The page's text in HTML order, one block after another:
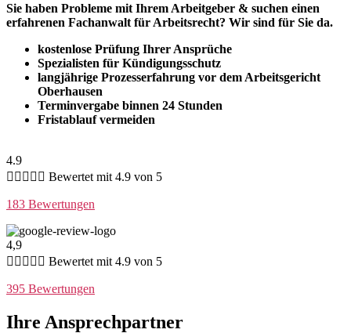
Sie haben Probleme mit Ihrem Arbeitgeber & suchen einen
erfahrenen Fachanwalt für Arbeitsrecht? Wir sind für Sie da.
kostenlose Prüfung Ihrer Ansprüche
Spezialisten für Kündigungsschutz
langjährige Prozesserfahrung vor dem Arbeitsgericht
Oberhausen
Terminvergabe binnen 24 Stunden
Fristablauf vermeiden
4.9
     Bewertet mit 4.9 von 5
183 Bewertungen
4,9
     Bewertet mit 4.9 von 5
395 Bewertungen
Ihre Ansprechpartner